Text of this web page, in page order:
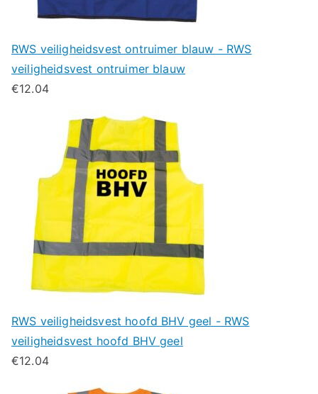
RWS veiligheidsvest ontruimer blauw - RWS
veiligheidsvest ontruimer blauw
€12.04
RWS veiligheidsvest hoofd BHV geel - RWS
veiligheidsvest hoofd BHV geel
€12.04